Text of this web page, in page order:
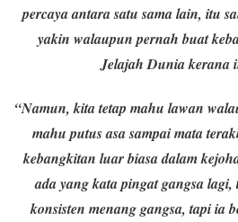
percaya antara satu sama lain, itu
yakin walaupun pernah buat
Jelajah Dunia kerana
“Namun, kita tetap mahu lawan
mahu putus asa sampai mata
kebangkitan luar biasa dalam
ada yang kata pingat gangsa
konsisten menang gangsa, tapi ia